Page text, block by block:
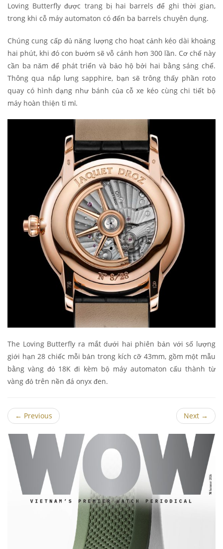
Loving Butterfly được trang bị hai barrels để ghi thời gian,
trong khi cỗ máy automaton có đến ba barrels chuyên dụng.
Chúng cung cấp đủ năng lượng cho hoạt cảnh kéo dài khoảng
hai phút, khi đó con bướm sẽ vỗ cánh hơn 300 lần. Cơ chế này
cần ba năm để phát triển và bảo hộ bởi hai bằng sáng chế.
Thông qua nắp lưng sapphire, bạn sẽ trông thấy phần roto
quay có hình dạng như bánh của cỗ xe kéo cùng chi tiết bộ
máy hoàn thiện tỉ mỉ.
The Loving Butterfly ra mắt dưới hai phiên bản với số lượng
giới hạn 28 chiếc mỗi bản trong kích cỡ 43mm, gồm một mẫu
bằng vàng đỏ 18K đi kèm bộ máy automaton cấu thành từ
vàng đỏ trên nền đá onyx đen.
← Previous Next →